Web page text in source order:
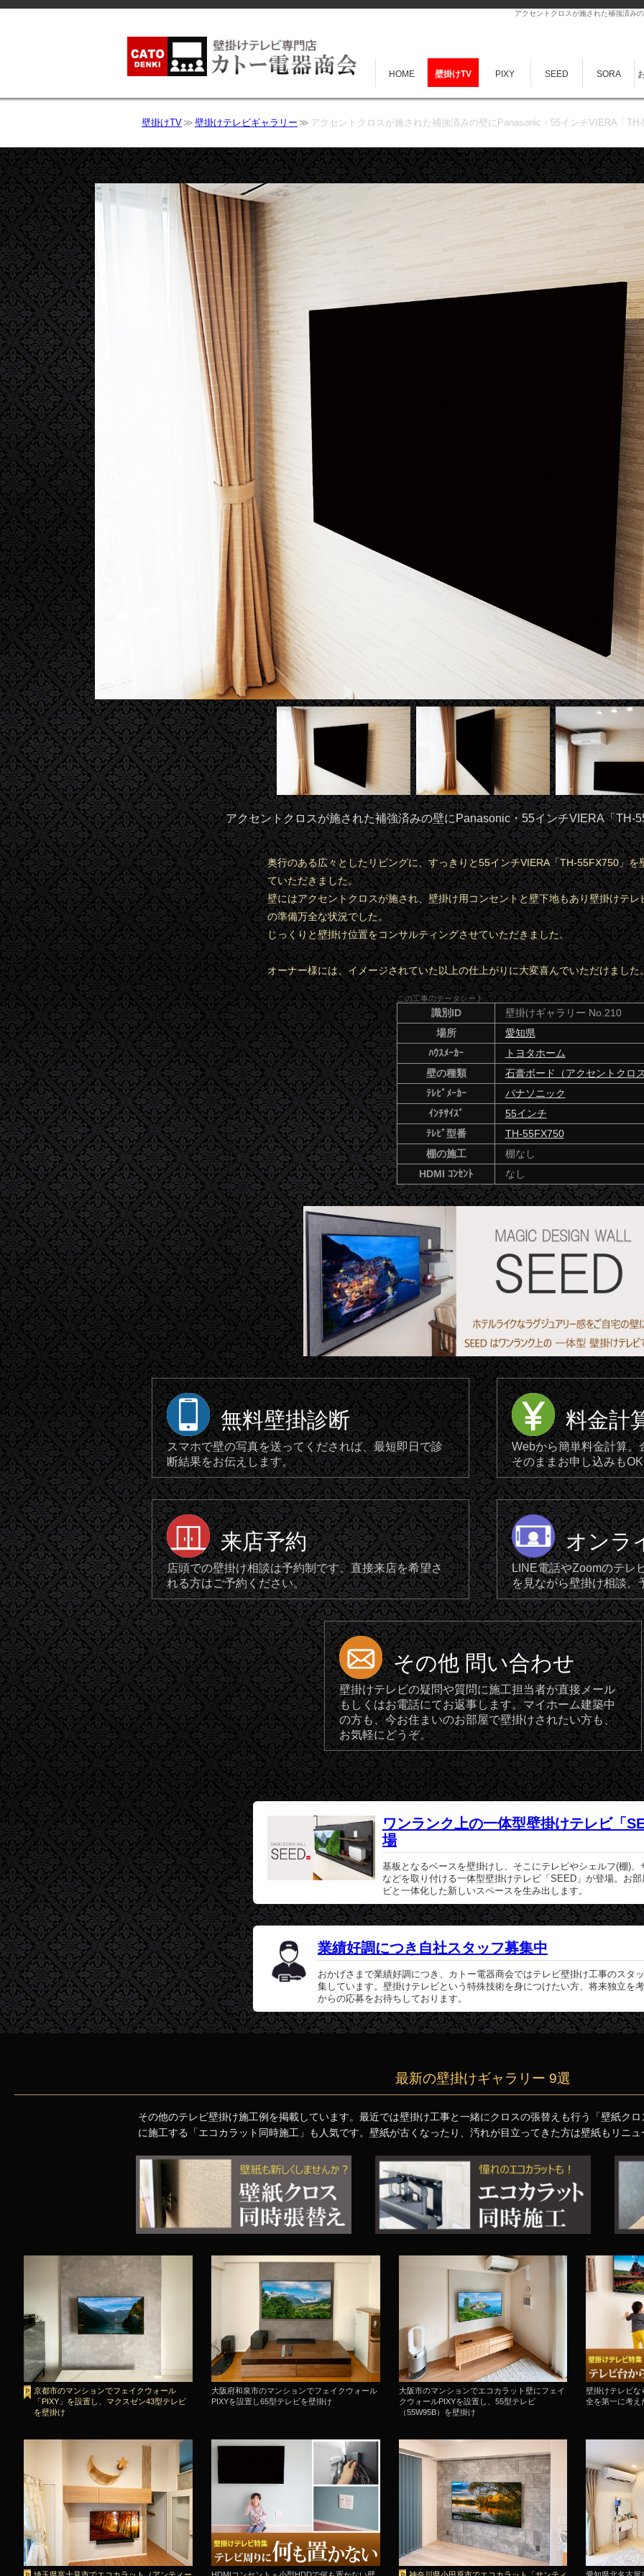
アクセントクロスが施された補強済み
HOME 壁掛けTV PIXY SEED SORA
壁掛けTV 壁掛けテレビギャラリー アクセントクロスが施された補強済みの壁にPanasonic・55インチVIERA「
アクセントクロスが施された補強済みの壁にPanasonic・55インチVIERA「TH-
奥行のある広々としたリビングに、すっきりと55インチVIERA「TH-55FX750」を
ていただきました。
壁にはアクセントクロスが施され、壁掛け用コンセントと壁下地もあり壁掛けテレ
の準備万全な状況でした。
じっくりと壁掛け位置をコンサルティングさせていただきました。
オーナー様には、イメージされていた以上の仕上がりに大変喜んでいただけました
この工事のデータシート
識別ID
壁掛けギャラリー No.210
場所
愛知県
ﾊｳｽﾒｰｶｰ
トヨタホーム
壁の種類
石膏ボード（アクセントクロ
ﾃﾚﾋﾞﾒｰｶｰ
パナソニック
ｲﾝﾁｻｲｽﾞ
55インチ
ﾃﾚﾋﾞ型番
TH-55FX750
棚の施工
棚なし
HDMI ｺﾝｾﾝﾄ
なし
無料壁掛診断
スマホで壁の写真を送ってくだされば、最短即日で診
断結果をお伝えします。
料金計
Webから簡単料金計算。
そのままお申し込みも
来店予約
店頭での壁掛け相談は予約制です。直接来店を希望さ
れる方はご予約ください。
オンラ
LINE電話やZoomのテレ
を見ながら壁掛け相談。
その他 問い合わせ
壁掛けテレビの疑問や質問に施工担当者が直接メール
もしくはお電話にてお返事します。マイホーム建築中
の方も、今お住まいのお部屋で壁掛けされたい方も、
お気軽にどうぞ。
ワンランク上の一体型壁掛けテレビ「
場
基板となるベースを壁掛けし、そこにテレビやシェルフ(棚)、
などを取り付ける一体型壁掛けテレビ「SEED」が登場。お
ビと一体化した新しいスペースを生み出します。
業績好調につき自社スタッフ募集中
おかげさまで業績好調につき、カトー電器商会ではテレビ壁掛け工事のスタ
集しています。壁掛けテレビという特殊技術を身につけたい方、将来独立を
からの応募をお待ちしております。
最新の壁掛けギャラリー 9選
その他のテレビ壁掛け施工例を掲載しています。最近では壁掛け工事と一緒にクロスの張替えも行う「壁紙ク
に施工する「エコカラット同時施工」も人気です。壁紙が古くなったり、汚れが目立ってきた方は壁紙もリニ
京都市のマンションでフェイクウォール
「PIXY」を設置し、マクスゼン43型テレビ
を壁掛け
大阪府和泉市のマンションでフェイクウォール
PIXYを設置し65型テレビを壁掛け
大阪市のマンションでエコカラット壁にフェイ
クウォールPIXYを設置し、55型テレビ
（55W95B）を壁掛け
壁掛けテレビな
全を第一に考え